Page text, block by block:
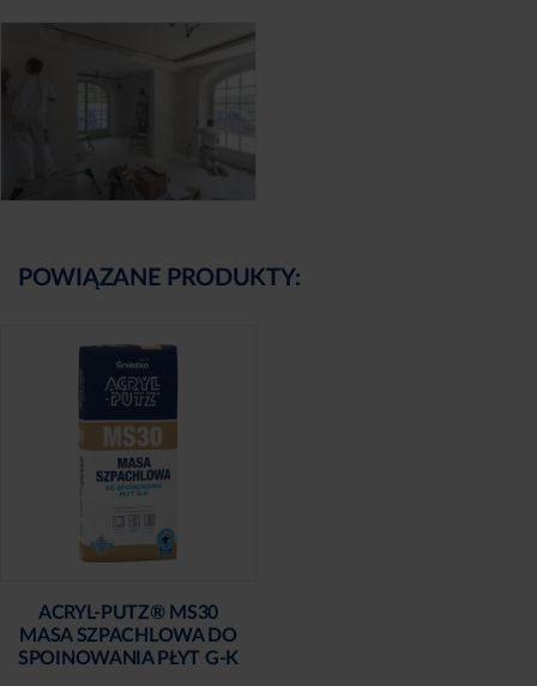
POWIĄZANE PRODUKTY:
ACRYL-PUTZ® MS30
MASA SZPACHLOWA DO
SPOINOWANIA PŁYT G-K